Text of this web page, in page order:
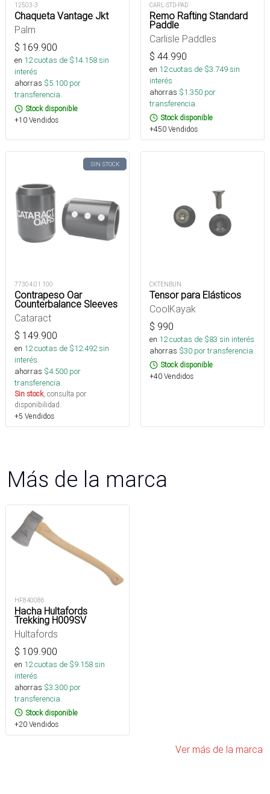
12503-3
Chaqueta Vantage Jkt
Palm
$ 169.900
en 12cuotas de $14.158sin
interés
ahorras $5.100 por
transferencia.
Stock disponible
+10 Vendidos
CARL-STD-PAD
Remo Rafting Standard
Paddle
Carlisle Paddles
$ 44.990
en 12cuotas de $3.749sin
interés
ahorras $1.350 por
transferencia.
Stock disponible
+450 Vendidos
SIN STOCK
77304.01.100
Contrapeso Oar
Counterbalance Sleeves
Cataract
$ 149.900
en 12cuotas de $12.492sin
interés
ahorras $4.500 por
transferencia.
Sin stock, consulta por
disponibilidad.
+5 Vendidos
CKTENBUN
Tensor para Elásticos
CoolKayak
$ 990
en 12cuotas de $83 sin interés
ahorras $30 por transferencia.
Stock disponible
+40 Vendidos
Más de la marca
HF840086
Hacha Hultafords
Trekking H009SV
Hultafords
$ 109.900
en 12cuotas de $9.158sin
interés
ahorras $3.300 por
transferencia.
Stock disponible
+20 Vendidos
Ver más de la marca